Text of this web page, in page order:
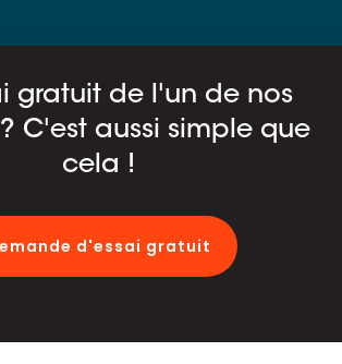
gratuit de l'un de nos
C'est aussi simple que
cela !
d'essai gratuit